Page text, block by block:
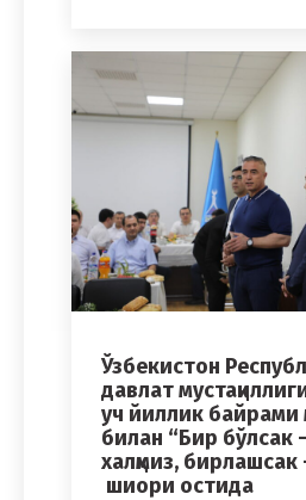
Ўзбекистон
давлат
уч йиллик байрами
билан “Бир бўлсак
халқмиз,
шиори остида